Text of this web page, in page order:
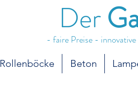
Der
- faire Preise -
Rollenböcke Beton